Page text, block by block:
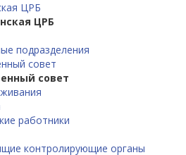
ЦРБ
ЦРБ
подразделения
совет
совет
работники
контролирующие органы